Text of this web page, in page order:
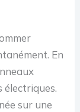
En
sur une